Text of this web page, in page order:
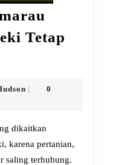
Tetap
Amelia
0
karena pertanian,
saling terhubung.